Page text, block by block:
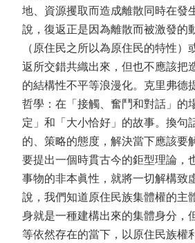
地、資源攫取而造成離散同時在發
說，復返正是因為離散而被激發的
（原住民之所以為原住民的特性
返所交錯共織出來，但也不應該把
的結構性不平等浪漫化。克里弗德
哲學：在「接觸、奮鬥和對話」的
定」和「大小恰好」的故事。換句
的、策略的態度，解決當下應該要
要提出一個時貫古今的鉅型理論，
事物的非本眞性，就將一切解構致
說，我們知道原住民族集體權的主
身就是一種建構出來的集體身分，
等依然存在的當下，以原住民族權